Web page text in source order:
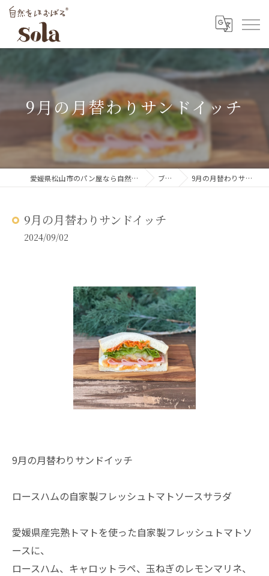
9月の月替わりサンドイッチ
愛媛県松山市のパン屋なら自然をほおばるsola ブログ 9月の月替わりサンドイッチ
9月の月替わりサンドイッチ
2024/09/02
9月の月替わりサンドイッチ
ロースハムの自家製フレッシュトマトソースサラダ
愛媛県産完熟トマトを使った自家製フレッシュトマトソ
ースに、
ロースハム、キャロットラペ、玉ねぎのレモンマリネ、